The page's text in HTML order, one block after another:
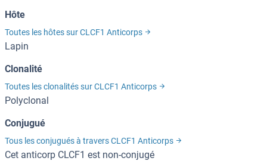
Hôte
Toutes les hôtes sur CLCF1 Anticorps
Lapin
Clonalité
Toutes les clonalités sur CLCF1 Anticorps
Polyclonal
Conjugué
Tous les conjugués à travers CLCF1 Anticorps
Cet anticorp CLCF1 est non-conjugé